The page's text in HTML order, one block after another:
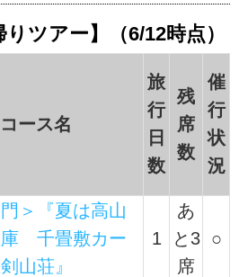
やすい北アルプス！ 高山植物
宝庫・涸沢トレッキング 3日
』【新宿・立川・八王子出発】
の紹介をしています。ツアー・旅
行のお申込ならクラブツーリズ
ツアー】（6/12時点）
コース名
旅
行
日
数
残
席
数
催
行
状
況
＞『夏は高山
庫 千畳敷カー
山荘』
1
あ
と3
席
○